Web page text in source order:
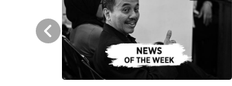
Prev